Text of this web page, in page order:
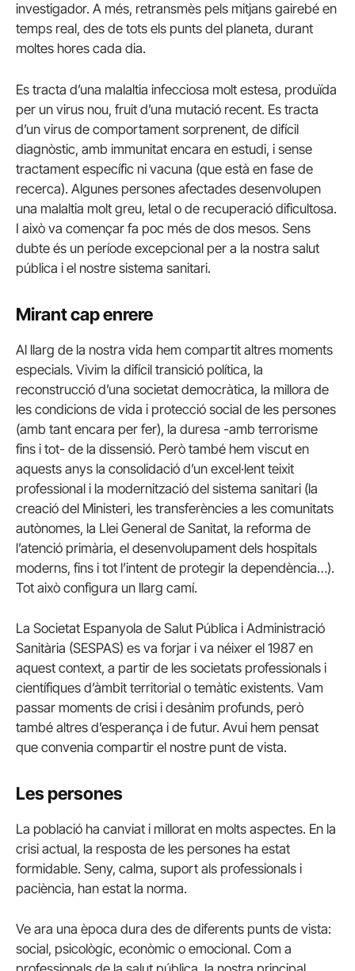
investigador. A més, retransmès pels mitjans gairebé en
temps real, des de tots els punts del planeta, durant
moltes hores cada dia.
Es tracta d’una malaltia infecciosa molt estesa, produïda
per un virus nou, fruit d’una mutació recent. Es tracta
d’un virus de comportament sorprenent, de difícil
diagnòstic, amb immunitat encara en estudi, i sense
tractament específic ni vacuna (que està en fase de
recerca). Algunes persones afectades desenvolupen
una malaltia molt greu, letal o de recuperació dificultosa.
I això va començar fa poc més de dos mesos. Sens
dubte és un període excepcional per a la nostra salut
pública i el nostre sistema sanitari.
Mirant cap enrere
Al llarg de la nostra vida hem compartit altres moments
especials. Vivim la difícil transició política, la
reconstrucció d’una societat democràtica, la millora de
les condicions de vida i protecció social de les persones
(amb tant encara per fer), la duresa -amb terrorisme
fins i tot- de la dissensió. Però també hem viscut en
aquests anys la consolidació d’un excel·lent teixit
professional i la modernització del sistema sanitari (la
creació del Ministeri, les transferències a les comunitats
autònomes, la Llei General de Sanitat, la reforma de
l’atenció primària, el desenvolupament dels hospitals
moderns, fins i tot l’intent de protegir la dependència…).
Tot això configura un llarg camí.
La Societat Espanyola de Salut Pública i Administració
Sanitària (SESPAS) es va forjar i va néixer el 1987 en
aquest context, a partir de les societats professionals i
científiques d’àmbit territorial o temàtic existents. Vam
passar moments de crisi i desànim profunds, però
també altres d’esperança i de futur. Avui hem pensat
que convenia compartir el nostre punt de vista.
Les persones
La població ha canviat i millorat en molts aspectes. En la
crisi actual, la resposta de les persones ha estat
formidable. Seny, calma, suport als professionals i
paciència, han estat la norma.
Ve ara una època dura des de diferents punts de vista:
social, psicològic, econòmic o emocional. Com a